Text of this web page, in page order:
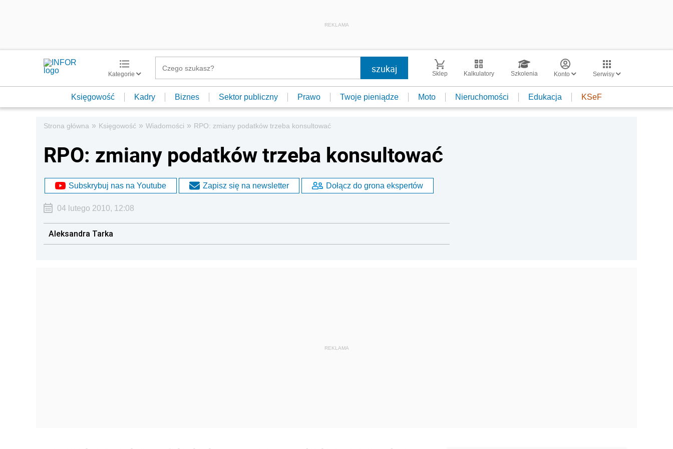
REKLAMA
Kategorie Sklep Kalkulatory Szkolenia Konto Serwisy
Księgowość Kadry Biznes Sektor publiczny Prawo Twoje pieniądze Moto Nieruchomości Edukacja KSeF
Strona główna » Księgowość » Wiadomości » RPO: zmiany podatków trzeba konsultować
RPO: zmiany podatków trzeba konsultować
Subskrybuj nas na Youtube Zapisz się na newsletter Dołącz do grona ekspertów
04 lutego 2010, 12:08
Aleksandra Tarka